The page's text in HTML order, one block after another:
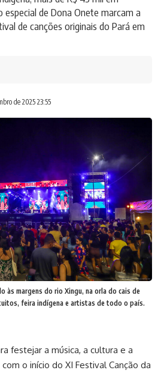
de Dona Onete marcam a
de canções originais do Pará em
de 2025 23:55
às margens do rio Xingu, na orla do cais de
feira indígena e artistas de todo o país.
festejar a música, a cultura e a
o início do XI Festival Canção da